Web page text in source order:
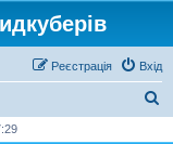
Вхід
Реєстрація